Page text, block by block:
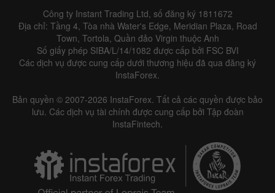
Công ty Instant Trading Ltd, số đăng ký 1811672
Địa chỉ: Tầng 4, Tòa nhà Water's Edge, Meridian Plaza, Road
Town, Tortola, Quần đảo Virgin thuộc Anh
Số giấy phép SIBA/L/14/1082 được cấp bởi FSC BVI
Các dịch vụ được cung cấp dưới thương hiệu đã qua đăng ký
InstaForex.
Bản quyền © 2007-2026 InstaForex. Tất cả các quyền được bảo
lưu. Các dịch vụ tài chính được cung cấp bởi Tập đoàn
InstaFintech.